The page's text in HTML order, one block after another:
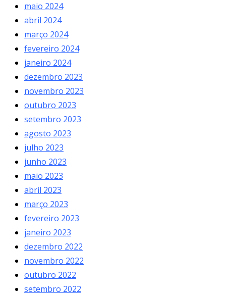
maio 2024
abril 2024
março 2024
fevereiro 2024
janeiro 2024
dezembro 2023
novembro 2023
outubro 2023
setembro 2023
agosto 2023
julho 2023
junho 2023
maio 2023
abril 2023
março 2023
fevereiro 2023
janeiro 2023
dezembro 2022
novembro 2022
outubro 2022
setembro 2022